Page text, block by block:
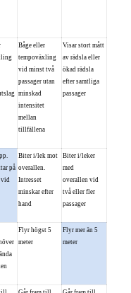
Båge eller
tempoväxling
vid minst två
passager utan
minskad
intensitet
mellan
tillfällena
Visar stort mått
av rädsla eller
ökad rädsla
efter samtliga
passager
på
vid
Biter i/lek mot
overallen.
Intresset
minskar efter
hand
Biter i/leker
med
overallen vid
två eller fler
passager
Flyr högst 5
meter
Flyr mer än 5
meter